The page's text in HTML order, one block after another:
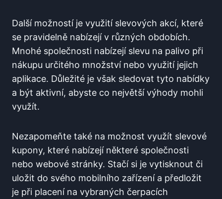
Další možností⁢ je ‌využití slevových akcí, které
se pravidelně nabízejí‌ v ⁤různých obdobích.
Mnohé společnosti nabízejí slevu ⁣na palivo při
nákupu určitého množství nebo využití jejich
aplikace. Důležité je však​ sledovat tyto nabídky
a být aktivní, abyste co ⁤největší výhody mohli
využít.
Nezapomeňte také na možnost využít slevové
kupony, které nabízejí některé společnosti
nebo webové stránky. Stačí si je vytisknout či
⁣uložit do svého mobilního zařízení a předložit
je při placení na ⁤vybraných čerpacích